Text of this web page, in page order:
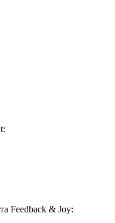
Feedback & Joy: